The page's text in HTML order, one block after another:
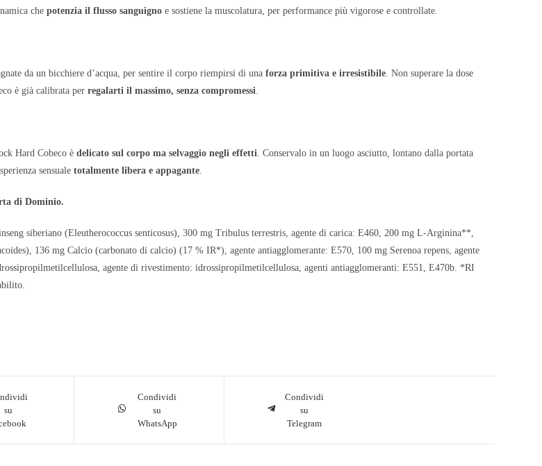
chepotenzia il flusso sanguigno e sostiene la muscolatura, per performance più vigorose e controllate.
da un bicchiere d’acqua, per sentire il corpo riempirsi di unaforza primitiva e irresistibile. Non superare la dose
è già calibrata perregalarti il massimo, senza compromessi.
Hard Cobeco èdelicato sul corpo ma selvaggio negli effetti. Conservalo in un luogo asciutto, lontano dalla portata
sensualetotalmente libera e appagante.
di Dominio.
siberiano (Eleutherococcus senticosus), 300 mg Tribulus terrestris, agente di carica: E460, 200 mg L-Arginina**,
136 mg Calcio (carbonato di calcio) (17 % IR*), agente antiagglomerante: E570, 100 mg Serenoa repens, agente
agente di rivestimento: idrossipropilmetilcellulosa, agenti antiagglomeranti: E551, E470b. *RI
su
Condividi
su
WhatsApp
Condividi
su
Telegram